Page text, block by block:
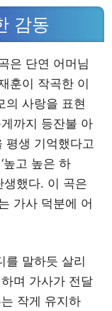
감동
은 단연 어머님
훈이 작곡한 이
의 사랑을 표현
까지 등잔불 아
평생 기억했다고
높고 높은 하
생했다. 이 곡은
가사 덕분에 어
를 말하듯 살리
며 가사가 전달
작게 유지하